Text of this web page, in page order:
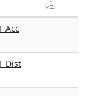
Acc
Dist